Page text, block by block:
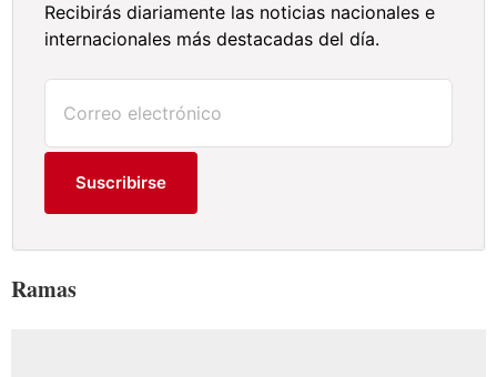
Recibirás diariamente las noticias nacionales e
internacionales más destacadas del día.
Suscribirse
Ramas